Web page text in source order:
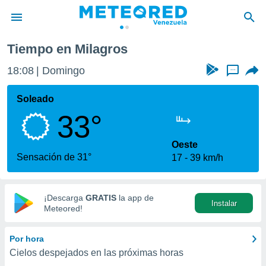
de
ha
calidad.
a este
las
y
digital
basada
Tiempo en Milagros
18:08 Domingo ...
Soleado
33°
Sensación de 31°
Oeste
17
39 km/h
¡Descarga GRATIS la app de
Meteored!
Instalar
Por hora
Cielos despejados en las próximas horas